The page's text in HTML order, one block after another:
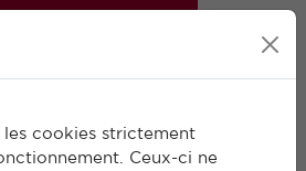
les cookies strictement
Ceux-ci ne